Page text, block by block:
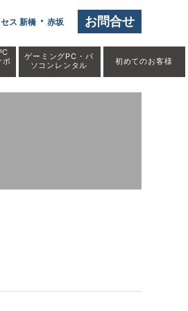
お問合せ
ス 新橋・ 赤坂
ポ
ゲーミングPC・パ
ソコンレンタル
初めてのお客様